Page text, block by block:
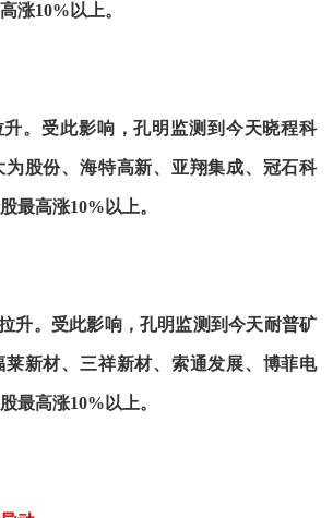
涨10%以上。
。受此影响，孔明监测到今天晓程科
为股份、海特高新、亚翔集成、冠石科
最高涨10%以上。
升。受此影响，孔明监测到今天耐普矿
莱新材、三祥新材、索通发展、博菲电
最高涨10%以上。